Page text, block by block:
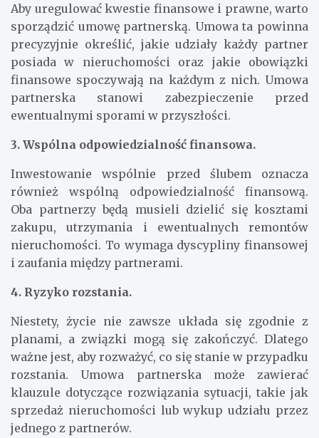
Aby uregulować kwestie finansowe i prawne, warto
sporządzić umowę partnerską. Umowa ta powinna
precyzyjnie określić, jakie udziały każdy partner
posiada w nieruchomości oraz jakie obowiązki
finansowe spoczywają na każdym z nich. Umowa
partnerska stanowi zabezpieczenie przed
ewentualnymi sporami w przyszłości.
3. Wspólna odpowiedzialność finansowa.
Inwestowanie wspólnie przed ślubem oznacza
również wspólną odpowiedzialność finansową.
Oba partnerzy będą musieli dzielić się kosztami
zakupu, utrzymania i ewentualnych remontów
nieruchomości. To wymaga dyscypliny finansowej
i zaufania między partnerami.
4. Ryzyko rozstania.
Niestety, życie nie zawsze układa się zgodnie z
planami, a związki mogą się zakończyć. Dlatego
ważne jest, aby rozważyć, co się stanie w przypadku
rozstania. Umowa partnerska może zawierać
klauzule dotyczące rozwiązania sytuacji, takie jak
sprzedaż nieruchomości lub wykup udziału przez
jednego z partnerów.